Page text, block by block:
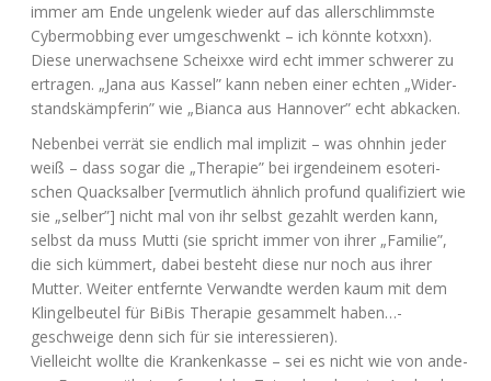
immer am Ende unge­lenk wie­der auf das aller­schlimms­te
Cyber­mob­bing ever umge­schwenkt – ich könn­te kotxxn).
Die­se uner­wach­se­ne Scheix­xe wird echt immer schwe­rer zu
ertra­gen. „Jana aus Kas­sel” kann neben einer ech­ten „Wider­
stands­kämp­fe­rin” wie „Bian­ca aus Han­no­ver” echt abkacken.
Neben­bei ver­rät sie end­lich mal impli­zit – was ohn­hin jeder
weiß – dass sogar die „The­ra­pie” bei irgend­ei­nem eso­te­ri­
schen Quack­sal­ber [ver­mut­lich ähn­lich pro­fund qua­li­fi­ziert wie
sie „sel­ber”] nicht mal von ihr selbst gezahlt wer­den kann,
selbst da muss Mut­ti (sie spricht immer von ihrer „Fami­lie”,
die sich küm­mert, dabei besteht die­se nur noch aus ihrer
Mut­ter. Wei­ter ent­fern­te Ver­wand­te wer­den kaum mit dem
Klin­gel­beu­tel für BiBis The­ra­pie gesam­melt haben…-
geschwei­ge denn sich für sie interessieren).
Viel­leicht woll­te die Kran­ken­kas­se – sei es nicht wie von ande­